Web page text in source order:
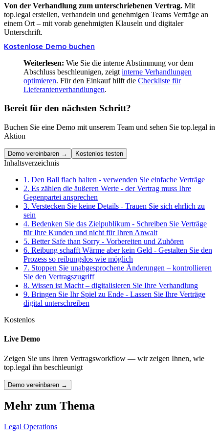
Von der Verhandlung zum unterschriebenen Vertrag. Mit
top.legal erstellen, verhandeln und genehmigen Teams Verträge an
einem Ort – mit vorab genehmigten Klauseln und digitaler
Unterschrift.
Kostenlose Demo buchen
Weiterlesen: Wie Sie die interne Abstimmung vor dem
Abschluss beschleunigen, zeigt interne Verhandlungen
optimieren. Für den Einkauf hilft die Checkliste für
Lieferantenverhandlungen.
Bereit für den nächsten Schritt?
Buchen Sie eine Demo mit unserem Team und sehen Sie top.legal in
Aktion
Demo vereinbaren → Kostenlos testen
Inhaltsverzeichnis
1. Den Ball flach halten - verwenden Sie einfache Verträge
2. Es zählen die äußeren Werte - der Vertrag muss Ihre
Gegenpartei ansprechen
3. Verstecken Sie keine Details - Trauen Sie sich ehrlich zu
sein
4. Bedenken Sie das Zielpublikum - Schreiben Sie Verträge
für Ihre Kunden und nicht für Ihren Anwalt
5. Better Safe than Sorry - Vorbereiten und Zuhören
6. Reibung schafft Wärme aber kein Geld - Gestalten Sie den
Prozess so reibungslos wie möglich
7. Stoppen Sie unabgesprochene Änderungen – kontrollieren
Sie den Vertragszugriff
8. Wissen ist Macht – digitalisieren Sie Ihre Verhandlung
9. Bringen Sie Ihr Spiel zu Ende - Lassen Sie Ihre Verträge
digital unterschreiben
Kostenlos
Live Demo
Zeigen Sie uns Ihren Vertragsworkflow — wir zeigen Ihnen, wie
top.legal ihn beschleunigt
Demo vereinbaren →
Mehr zum Thema
Legal Operations